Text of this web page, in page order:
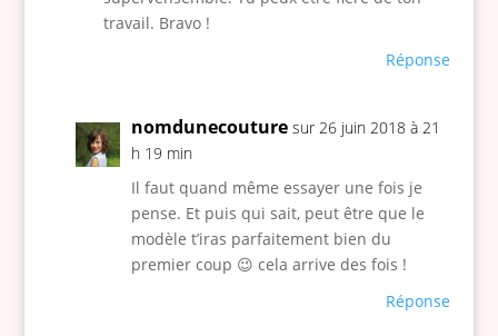
travail. Bravo !
Réponse
nomdunecouture sur 26 juin 2018 à 21
h 19 min
Il faut quand même essayer une fois je
pense. Et puis qui sait, peut être que le
modèle t’iras parfaitement bien du
premier coup 😉 cela arrive des fois !
Réponse